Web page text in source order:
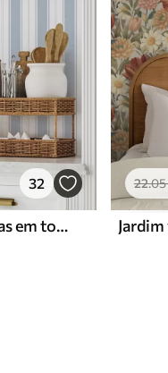
32
Versão com riscas repetidas em tons de cinzento-azul
22.05